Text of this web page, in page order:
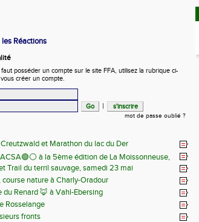
les Réactions
posséder un compte sur le site FFA, utilisez la rubrique ci-
créer un compte.
|
mot de passe oublié ?
et Marathon du lac du Der
à la 5ème édition de La Moissonneuse,
Trail du terril sauvage, samedi 23 mai
course nature à Charly-Oradour
du Renard 🦊 à Vahl-Ebersing
Rosselange
fronts